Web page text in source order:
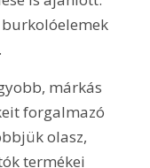
márkás
forgalmazó
olasz,
termékei